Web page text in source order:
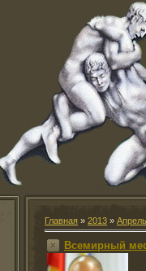
Главная » 2013 » Апрель
Всемирный